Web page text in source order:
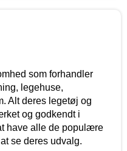
som forhandler
legehuse,
Alt deres legetøj og
og godkendt i
have alle de populære
se deres udvalg.